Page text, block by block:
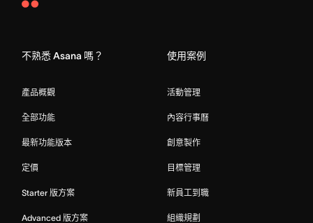
Asana
不熟悉 Asana 嗎？
產品概觀
全部功能
最新功能版本
定價
Starter 版方案
Advanced 版方案
使用案例
活動管理
內容行事曆
創意製作
目標管理
新員工到職
組織規劃